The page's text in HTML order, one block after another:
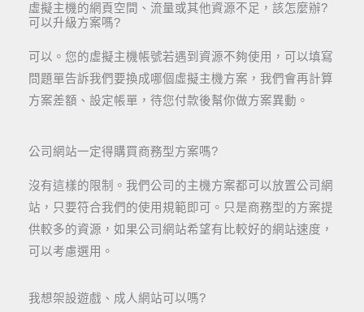
虛擬主機的網頁空間、流量或其他資源不足，該怎麼辦?
可以升級方案嗎?​
可以。您的虛擬主機帳號若遇到資源不夠使用，可以填寫
問題單告訴我們要換成哪個虛擬主機方案，我們會再計算
方案差額、設定帳單，待您付款後幫你做方案異動。
公司網站一定得購買商務型方案嗎?
沒有這樣的限制。我們公司的主機方案都可以放置公司網
站，只要符合我們的使用規範即可。只是商務型的方案提
供較多的資源，如果公司網站希望有比較好的網站速度，
可以考慮選用。
我想架設遊戲、成人網站可以嗎?